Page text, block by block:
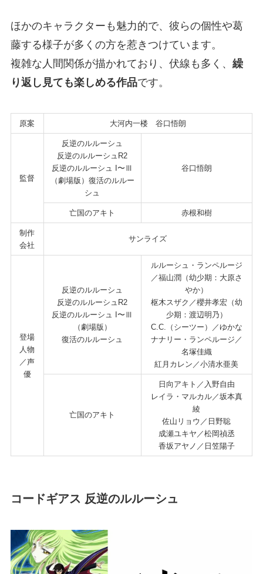
ほかのキャラクターも魅力的で、彼らの個性や葛
藤する様子が多くの方を惹きつけています。
複雑な人間関係が描かれており、伏線も多く、 繰
り返し見ても楽しめる作品です。
原案 大河内一楼 谷口悟朗
監督
反逆のルルーシュ
反逆のルルーシュR2
反逆のルルーシュ I〜Ⅲ
（劇場版）復活のルルー
シュ
谷口悟朗
亡国のアキト 赤根和樹
制作
会社
サンライズ
登場
人物
／声
優
反逆のルルーシュ
反逆のルルーシュR2
反逆のルルーシュ I〜Ⅲ
（劇場版）
復活のルルーシュ
ルルーシュ・ランペルージ
／福山潤（幼少期：大原さ
やか）
枢木スザク／櫻井孝宏（幼
少期：渡辺明乃）
C.C.（シーツー）／ゆかな
ナナリー・ランペルージ／
名塚佳織
紅月カレン／小清水亜美
亡国のアキト
日向アキト／入野自由
レイラ・マルカル／坂本真
綾
佐山リョウ／日野聡
成瀬ユキヤ／松岡禎丞
香坂アヤノ／日笠陽子
コードギアス 反逆のルルーシュ